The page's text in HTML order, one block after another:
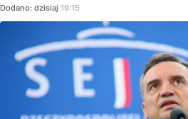
Dodano: dzisiaj 19:15